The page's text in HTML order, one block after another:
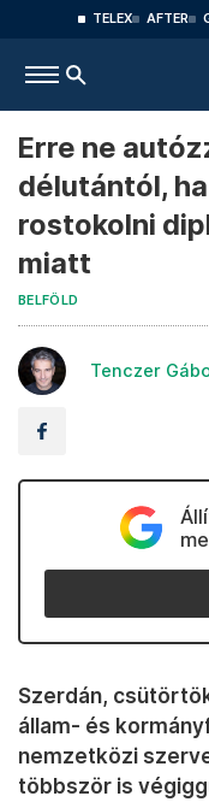
TELEX AFTER
Erre ne
délutántól,
rostokolni
miatt
BELFÖLD
Tenczer
Szerdán,
állam- és
nemzetközi
többször is